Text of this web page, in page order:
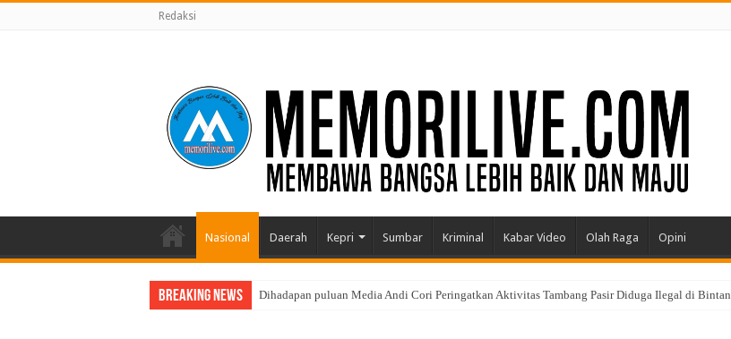
Redaksi
Nasional Daerah Kepri Sumbar Kriminal Kabar Video Olah Raga Opini
Breaking News Dihadapan puluan Media Andi Cori Peringatkan Aktivitas Tambang Pasir Diduga Ilegal di Bintan